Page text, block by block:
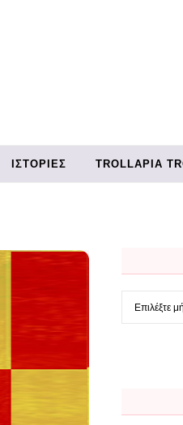
ΙΣΤΟΡΊΕΣ TROLLΑΡΊΑ
Ιστορικό